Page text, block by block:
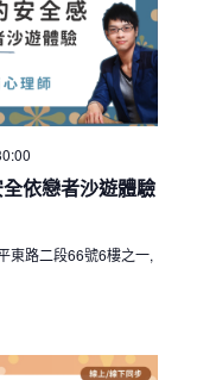
依戀者沙遊體驗
東路二段66號6樓之一,